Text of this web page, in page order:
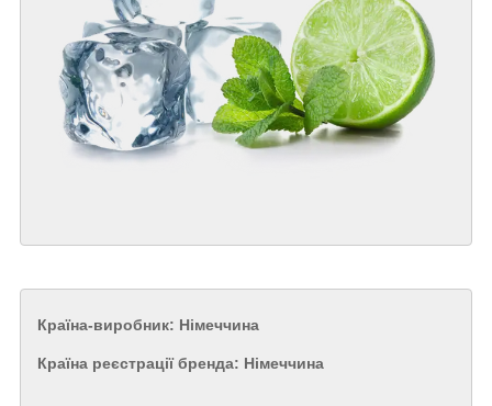
Країна реєстрації бренда: Німеччина
Країна-виробник: Німеччина